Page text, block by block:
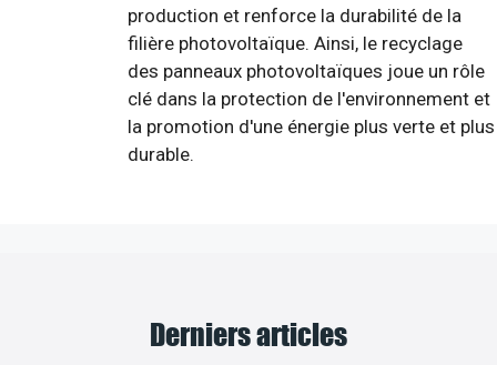
production et renforce la durabilité de la
filière photovoltaïque. Ainsi, le recyclage
des panneaux photovoltaïques joue un rôle
clé dans la protection de l'environnement et
la promotion d'une énergie plus verte et plus
durable.
Derniers articles